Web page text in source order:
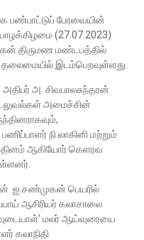
பண்பாட்டுப் பேரவையின்
(27.07.2023)
திருமண மண்டபத்தில்
தலைமையில் இடம்பெறவுள்ளது.
அ. சிவபாலசுந்தரன்
அமைச்சின்
நி.லாகினி மற்றும்
ஆகியோர் கெளரவ
ஐ.சண்முகன் பெயரில்
ஆசிரியர் கலாசாலை
மலர் ஆய்வுரையை
கலாநிதி